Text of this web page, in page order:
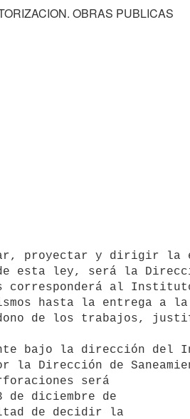
OBRAS PUBLICAS
esta ley, será la
hasta la entrega a la
de los trabajos,
la Dirección de
diciembre de
de decidir la